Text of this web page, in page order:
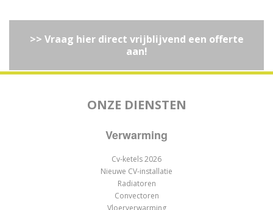
>> Vraag hier direct vrijblijvend een offerte
aan!
ONZE DIENSTEN
Verwarming
Cv-ketels 2026
Nieuwe CV-installatie
Radiatoren
Convectoren
Vloerverwarming